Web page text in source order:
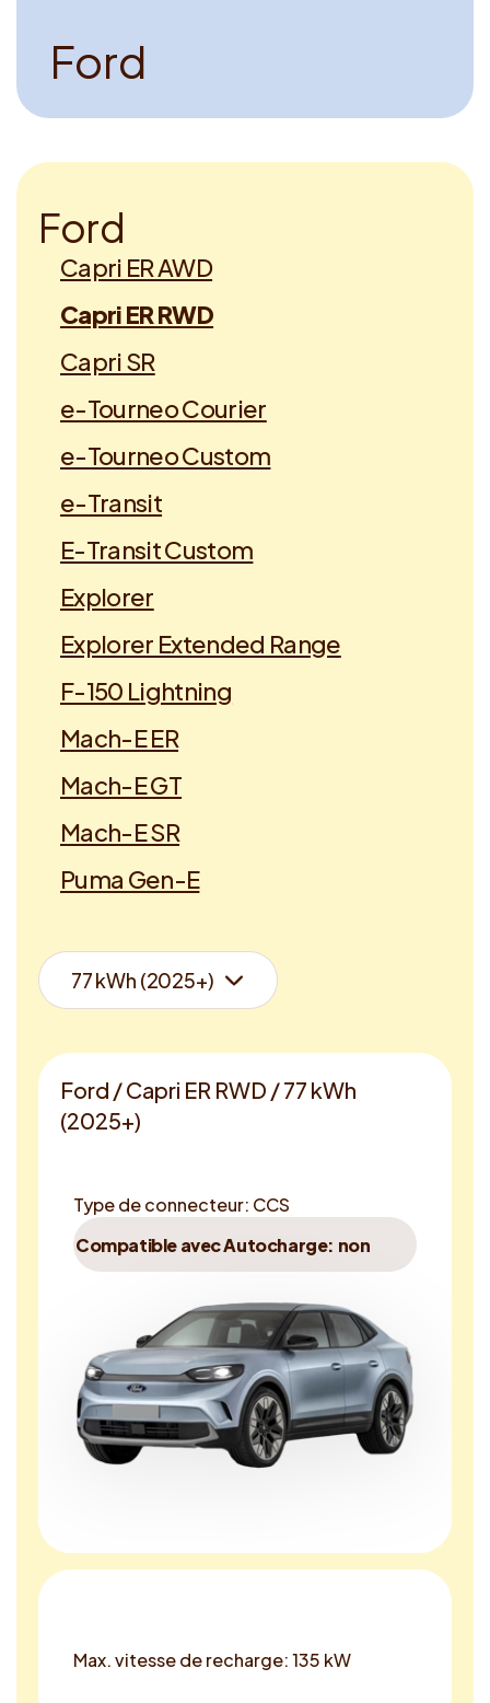
Ford
Ford
Capri ER AWD
Capri ER RWD
Capri SR
e-Tourneo Courier
e-Tourneo Custom
e-Transit
E-Transit Custom
Explorer
Explorer Extended Range
F-150 Lightning
Mach-E ER
Mach-E GT
Mach-E SR
Puma Gen-E
Ford / Capri ER RWD / 77 kWh
(2025+)
Type de connecteur: CCS
Compatible avec Autocharge: non
Max. vitesse de recharge: 135 kW